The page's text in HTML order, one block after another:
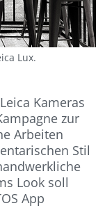
Lux.
Kameras
zur
Arbeiten
Stil
Look soll
App